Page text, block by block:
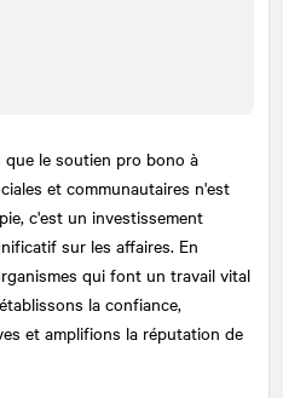
que le soutien pro bono à
et communautaires n'est
c'est un investissement
sur les affaires. En
qui font un travail vital
la confiance,
et amplifions la réputation de